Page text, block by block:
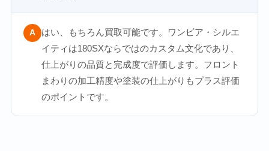
A
はい、もちろん買取可能です。ワンビア・シルエ
イティは180SXならではのカスタム文化であり、
仕上がりの品質と完成度で評価します。フロント
まわりの加工精度や塗装の仕上がりもプラス評価
のポイントです。